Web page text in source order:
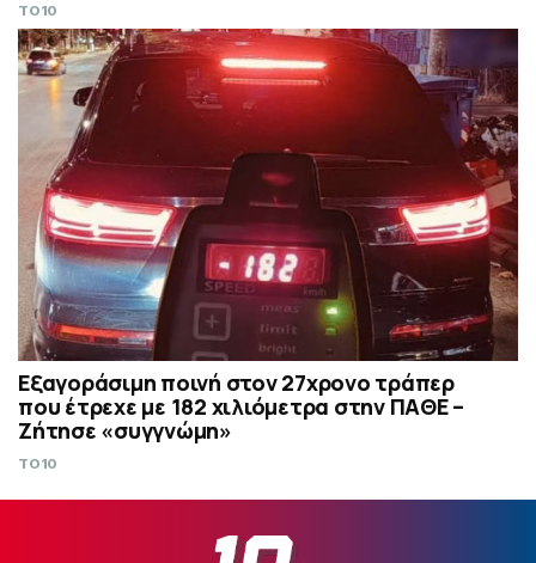
TO10
Εξαγοράσιμη ποινή στον 27χρονο τράπερ
που έτρεχε με 182 χιλιόμετρα στην ΠΑΘΕ –
Ζήτησε «συγγνώμη»
TO10